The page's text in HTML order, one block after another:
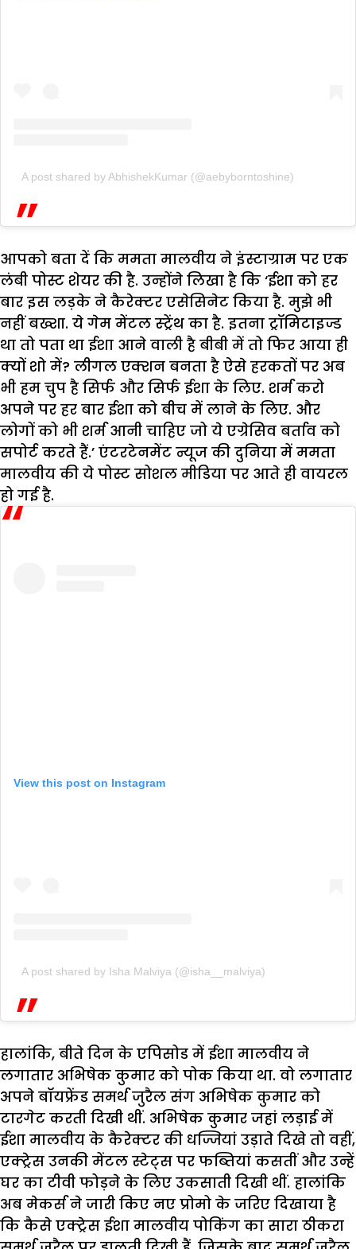
A post shared by AbhishekKumar (@aebyborntoshine)
आपको बता दें कि ममता मालवीय ने इंस्टाग्राम पर एक
लंबी पोस्ट शेयर की है. उन्होंने लिखा है कि ‘ईशा को हर
बार इस लड़के ने कैरेक्टर एसेसिनेट किया है. मुझे भी
नहीं बख्शा. ये गेम मेंटल स्ट्रेंथ का है. इतना ट्रॉमिटाइज्ड
था तो पता था ईशा आने वाली है बीबी में तो फिर आया ही
क्यों शो में? लीगल एक्शन बनता है ऐसे हरकतों पर अब
भी हम चुप है सिर्फ और सिर्फ ईशा के लिए. शर्म करो
अपने पर हर बार ईशा को बीच में लाने के लिए. और
लोगों को भी शर्म आनी चाहिए जो ये एग्रेसिव बर्ताव को
सपोर्ट करते हैं.’ एंटरटेनमेंट न्यूज की दुनिया में ममता
मालवीय की ये पोस्ट सोशल मीडिया पर आते ही वायरल
हो गई है.
View this post on Instagram
A post shared by Isha Malviya (@isha__malviya)
हालांकि, बीते दिन के एपिसोड में ईशा मालवीय ने
लगातार अभिषेक कुमार को पोक किया था. वो लगातार
अपने बॉयफ्रेंड समर्थ जुरैल संग अभिषेक कुमार को
टारगेट करती दिखी थीं. अभिषेक कुमार जहां लड़ाई में
ईशा मालवीय के कैरेक्टर की धज्जियां उड़ाते दिखे तो वहीं,
एक्ट्रेस उनकी मेंटल स्टेट्स पर फब्तियां कसतीं और उन्हें
घर का टीवी फोड़ने के लिए उकसाती दिखी थीं. हालांकि
अब मेकर्स ने जारी किए नए प्रोमो के जरिए दिखाया है
कि कैसे एक्ट्रेस ईशा मालवीय पोकिंग का सारा ठीकरा